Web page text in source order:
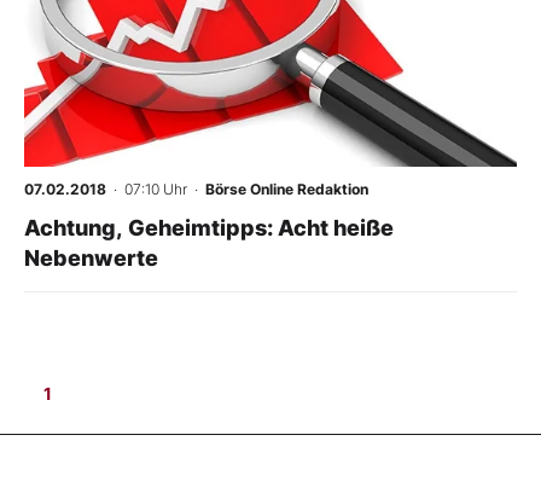
07.02.2018 · 07:10 Uhr · Börse Online Redaktion
Achtung, Geheimtipps: Acht heiße
Nebenwerte
1